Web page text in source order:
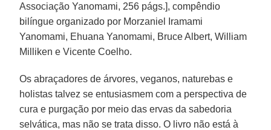
Associação Yanomami, 256 págs.], compêndio
bilíngue organizado por Morzaniel Iramami
Yanomami, Ehuana Yanomami, Bruce Albert, William
Milliken e Vicente Coelho.
Os abraçadores de árvores, veganos, naturebas e
holistas talvez se entusiasmem com a perspectiva de
cura e purgação por meio das ervas da sabedoria
selvática, mas não se trata disso. O livro não está à